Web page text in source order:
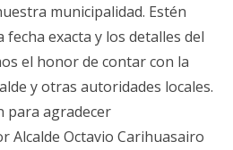
municipalidad. Estén
exacta y los detalles del
el honor de contar con la
y otras autoridades locales.
para agradecer
Alcalde Octavio Carihuasairo